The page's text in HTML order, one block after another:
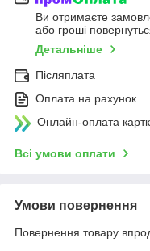
Ви отримаєте
або гроші
Детальніше
Післяплата
Оплата на рахунок
Онлайн-оплата
Всі умови оплати
Умови повернення
Повернення товару